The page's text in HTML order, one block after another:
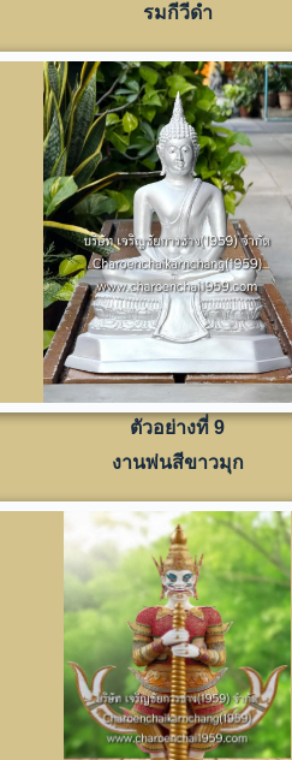
รมกีวีดำ
ตัวอย่างที่ 9
งานพ่นสีขาวมุก